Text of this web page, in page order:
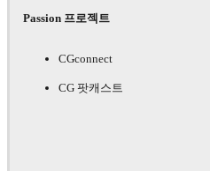
Passion 프로젝트
CGconnect
CG 팟캐스트